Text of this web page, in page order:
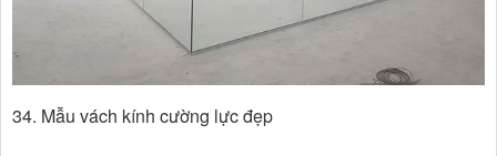
34. Mẫu vách kính cường lực đẹp